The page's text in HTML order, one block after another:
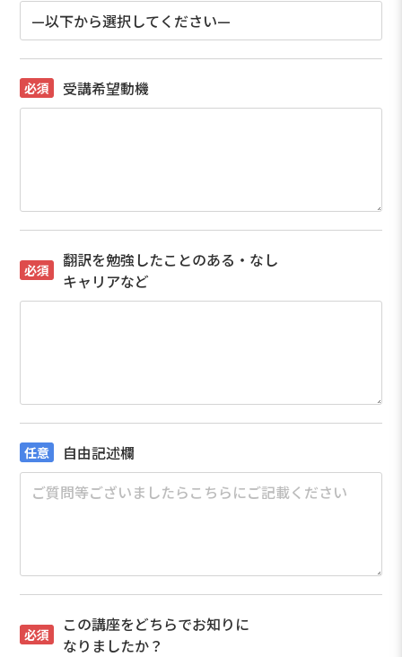
受講希望動機
翻訳を勉強したことのある・なし
キャリアなど
自由記述欄
この講座をどちらでお知りに
なりましたか？